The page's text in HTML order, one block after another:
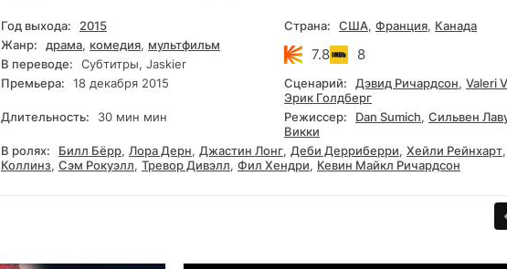
Год выхода: 2015 Страна: США, Франция, Канада
Жанр:
драма, комедия, мультфильм
7.8 8
В переводе:
Субтитры, Jaskier
Премьера:
18 декабря 2015 Сценарий: Дэвид Ричардсон, Valeri
Эрик Голдберг
Длительность:
30 мин мин Режиссер: Dan Sumich, Сильвен
Викки
В ролях:
Билл Бёрр, Лора Дерн, Джастин Лонг, Деби Дерриберри, Хейли Рейнхарт
Коллинз, Сэм Рокуэлл, Тревор Дивэлл, Фил Хендри, Кевин Майкл Ричардсон